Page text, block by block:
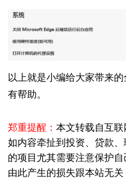
以上就是小编给大家带来
有帮助。
郑重提醒： 本文转载自互
如内容牵扯到投资、贷款
的项目尤其需要注意保护
由此产生的损失跟本站无关